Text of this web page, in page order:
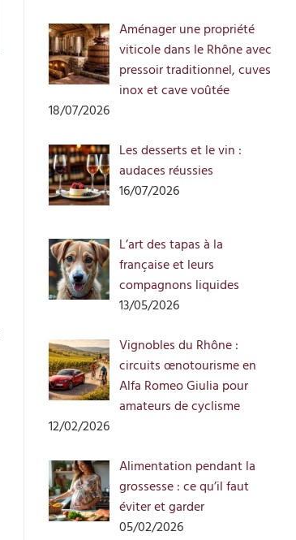
Aménager une propriété
viticole dans le Rhône avec
pressoir traditionnel, cuves
inox et cave voûtée
18/07/2026
Les desserts et le vin :
audaces réussies
16/07/2026
L’art des tapas à la
française et leurs
compagnons liquides
13/05/2026
Vignobles du Rhône :
circuits œnotourisme en
Alfa Romeo Giulia pour
amateurs de cyclisme
12/02/2026
Alimentation pendant la
grossesse : ce qu’il faut
éviter et garder
05/02/2026